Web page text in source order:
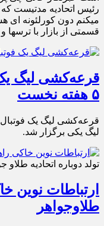
رئیس اتحادیه مدتیست
میکنم دون کورلئونه ای
قسمتی از بازار با
قرعه‌کشی لیگ یک
۵ هفته نخست
قرعه‌کشی لیگ یک فوتبال
لیگ یکی برگزار شد.
تولد دوباره اتحادیه طلاو
ارتباطات نوین
طلاوجواهر